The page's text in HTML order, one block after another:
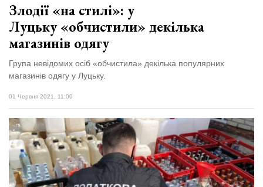
Злодії «на стилі»: у
Луцьку «обчистили» декілька
магазинів одягу
Група невідомих осіб «обчистила» декілька популярних
магазинів одягу у Луцьку.
01 Червня 2021, 11:00